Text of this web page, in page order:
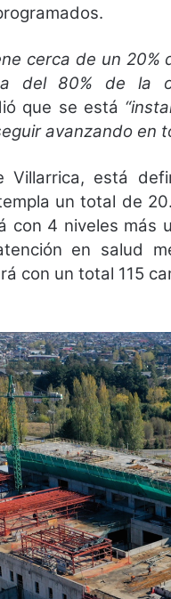
cerca de un
del 80% de la
que se está
avanzando en
Villarrica, está
un total de
con 4 niveles más
en salud
con un total 115